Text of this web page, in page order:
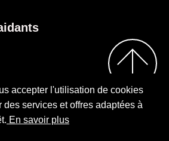
accepter l'utilisation de cookies
des services et offres adaptées à
En savoir plus